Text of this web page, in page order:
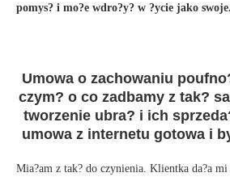
pomys? i mo?e wdro?y? w ?ycie jako swoje.
Umowa o zachowaniu
czym? o co zadbamy z tak?
tworzenie ubra? i ich
umowa z internetu gotowa i
Mia?am z tak? do czynienia. Klientka da?a